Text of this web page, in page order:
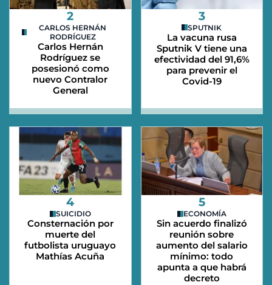
2
CARLOS HERNÁN
RODRÍGUEZ
Carlos Hernán
Rodríguez se
posesionó como
nuevo Contralor
General
3
SPUTNIK
La vacuna rusa
Sputnik V tiene una
efectividad del 91,6%
para prevenir el
Covid-19
4
SUICIDIO
Consternación por
muerte del
futbolista uruguayo
Mathías Acuña
5
ECONOMÍA
Sin acuerdo finalizó
reunión sobre
aumento del salario
mínimo: todo
apunta a que habrá
decreto